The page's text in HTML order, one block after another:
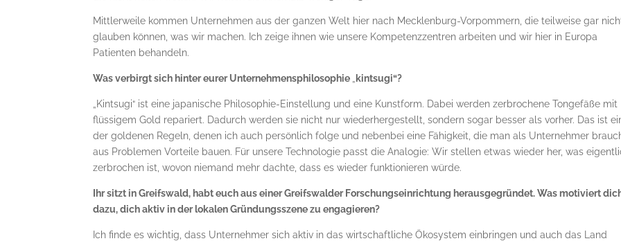
Mittlerweile kommen Unternehmen aus der ganzen Welt hier nach Mecklenburg-Vorpommern, die teilweise gar
glauben können, was wir machen. Ich zeige ihnen wie unsere Kompetenzzentren arbeiten und wir hier in Europa
Patienten behandeln.
Was verbirgt sich hinter eurer Unternehmensphilosophie kintsugi“?
„Kintsugi“ ist eine japanische Philosophie-Einstellung und eine Kunstform. Dabei werden zerbrochene Tongefäße mit
flüssigem Gold repariert. Dadurch werden sie nicht nur wiederhergestellt, sondern sogar besser als vorher. Das ist
der goldenen Regeln, denen ich auch persönlich folge und nebenbei eine Fähigkeit, die man als Unternehmer
aus Problemen Vorteile bauen. Für unsere Technologie passt die Analogie: Wir stellen etwas wieder her, was
zerbrochen ist, wovon niemand mehr dachte, dass es wieder funktionieren würde.
Ihr sitzt in Greifswald, habt euch aus einer Greifswalder Forschungseinrichtung herausgegründet. Was motiviert
dazu, dich aktiv in der lokalen Gründungsszene zu engagieren?
Ich finde es wichtig, dass Unternehmer sich aktiv in das wirtschaftliche Ökosystem einbringen und auch das Land